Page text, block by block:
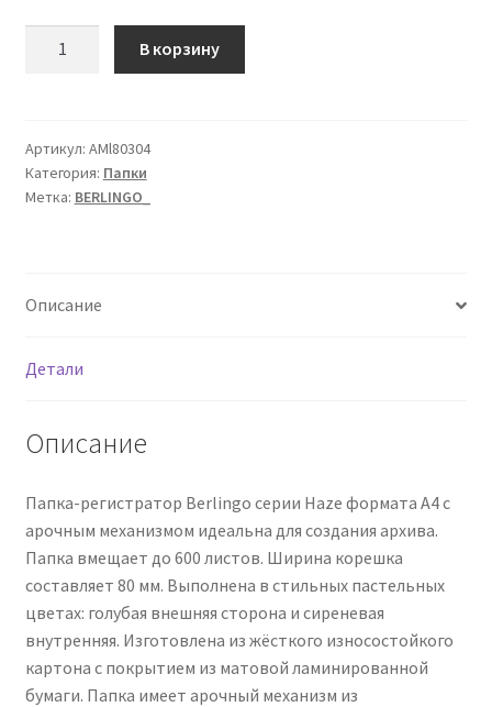
Berlingo
"Haze",
80мм,
В корзину
Артикул: AMl80304
Категория: Папки
Метка: BERLINGO_
Описание
Детали
Описание
Папка-регистратор Berlingo серии Haze формата А4 с
арочным механизмом идеальна для создания архива.
Папка вмещает до 600 листов. Ширина корешка
составляет 80 мм. Выполнена в стильных пастельных
цветах: голубая внешняя сторона и сиреневая
внутренняя. Изготовлена из жёсткого износостойкого
картона с покрытием из матовой ламинированной
бумаги. Папка имеет арочный механизм из